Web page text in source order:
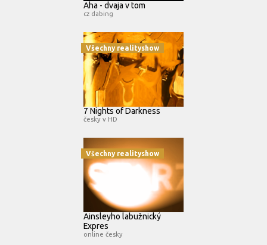
Aha - dvaja v tom
cz dabing
Všechny realityshow
7 Nights of Darkness
česky v HD
Všechny realityshow
Ainsleyho labužnický
Expres
online česky